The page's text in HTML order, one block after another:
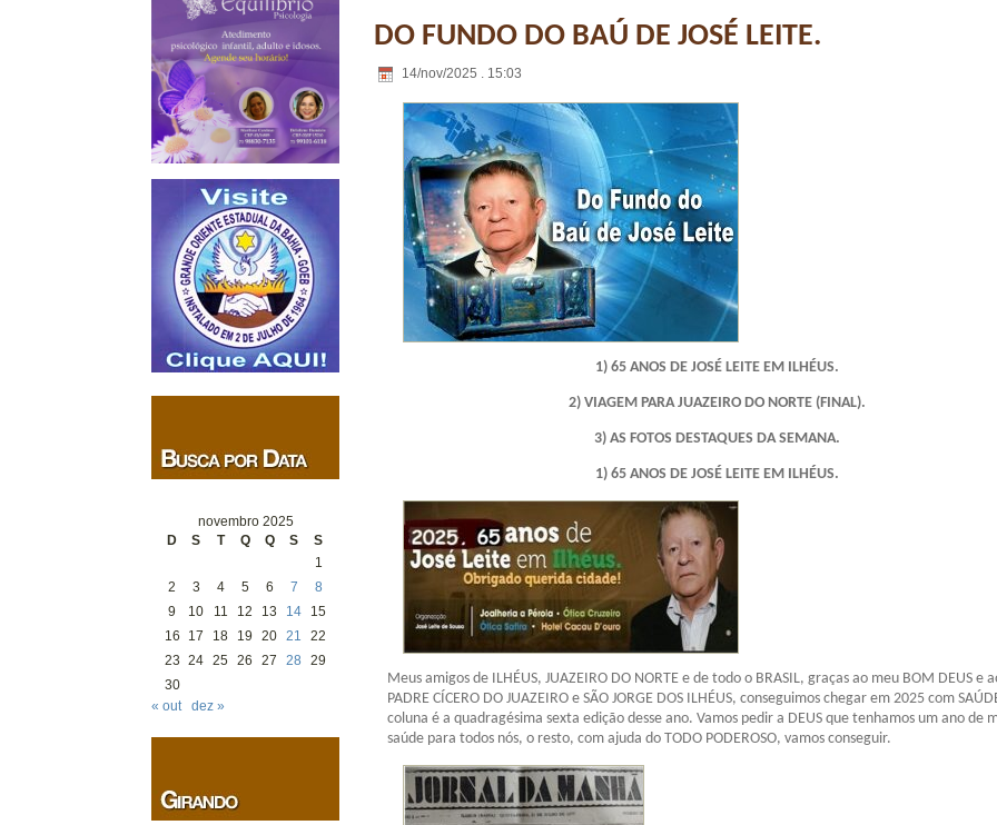
novembro 2025
D
S T Q Q S
S
1
2
3 4 5 6 7
8
9
10 11 12 13 14
15
16
17 18 19 20 21
22
23 24 25 26 27 28
29
30
« out
dez »
DO FUNDO DO BAÚ DE JOSÉ LEITE.
14/nov/2025 . 15:03
1) 65 ANOS DE JOSÉ LEITE EM ILHÉUS.
2) VIAGEM PARA JUAZEIRO DO NORTE (FINAL).
3) AS FOTOS DESTAQUES DA SEMANA.
1) 65 ANOS DE JOSÉ LEITE EM ILHÉUS.
Meus amigos de ILHÉUS, JUAZEIRO DO NORTE e de todo o BRASIL, graças ao meu BOM DEUS e
PADRE CÍCERO DO JUAZEIRO e SÃO JORGE DOS ILHÉUS, conseguimos chegar em 2025 com
coluna é a quadragésima sexta edição desse ano. Vamos pedir a DEUS que tenhamos um ano de
saúde para todos nós, o resto, com ajuda do TODO PODEROSO, vamos conseguir.